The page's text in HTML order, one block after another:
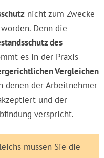
nicht zum Zwecke
Denn die
des
es in der Praxis
Vergleichen
denen der Arbeitnehmer
und der
verspricht.
müssen Sie die